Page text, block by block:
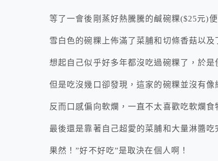
等了一會後剛蒸好熱騰騰的鹹碗粿($25元)便
雪白色的碗粿上佈滿了菜脯和切條香菇以
想起自己似乎好多年都沒吃過碗粿了，於
但是吃沒幾口卻發現，這家的碗粿並沒有像
反而口感偏向軟爛，一直不太喜歡吃軟爛
最後還是靠著自己超愛的菜脯和大量淋醬吃
果然！”好不好吃”是取決在個人啊！